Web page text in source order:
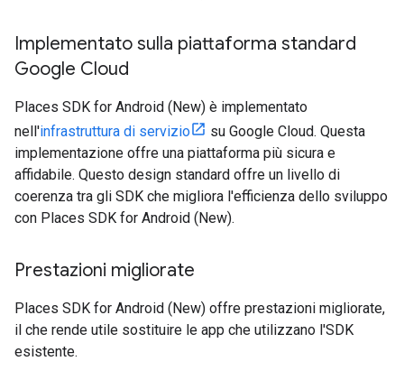
Implementato sulla piattaforma standard
Google Cloud
Places SDK for Android (New) è implementato
nell'infrastruttura di servizio
su Google Cloud. Questa
implementazione offre una piattaforma più sicura e
affidabile. Questo design standard offre un livello di
coerenza tra gli SDK che migliora l'efficienza dello sviluppo
con Places SDK for Android (New).
Prestazioni migliorate
Places SDK for Android (New) offre prestazioni migliorate,
il che rende utile sostituire le app che utilizzano l'SDK
esistente.